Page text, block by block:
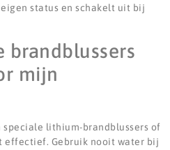
status en schakelt uit bij
brandblussers
mijn
lithium-brandblussers of
effectief. Gebruik nooit water bij